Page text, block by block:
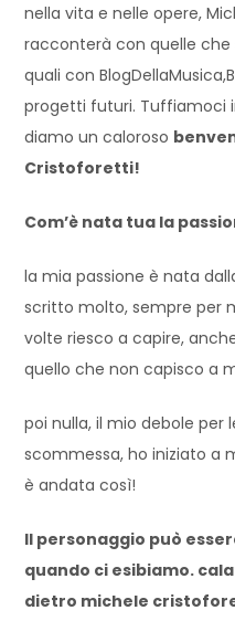
nella vita e nelle opere,
racconterà con quelle che
quali con
progetti futuri. Tuffiamoci
diamo un caloroso
Cristoforetti!
Com’è nata tua la
la mia passione è nata
scritto molto, sempre per
volte riesco a capire,
quello che non capisco a
poi nulla, il mio debole per
scommessa, ho iniziato a
è andata così!
Il personaggio può
quando ci esibiamo.
dietro michele